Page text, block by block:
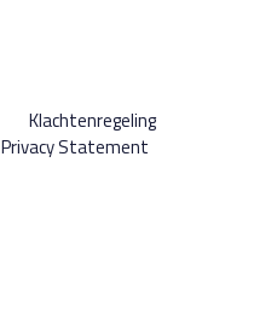
Klachtenregeling
Privacy Statement